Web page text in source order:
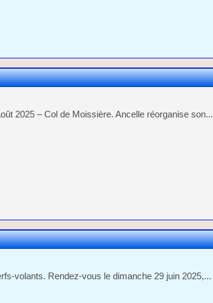
2025 – Col de Moissière. Ancelle réorganise son...
volants. Rendez-vous le dimanche 29 juin 2025,...